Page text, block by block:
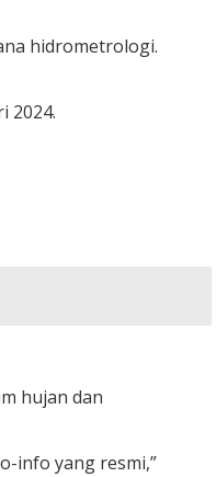
hidrometrologi.
2024.
hujan dan
info yang resmi,”